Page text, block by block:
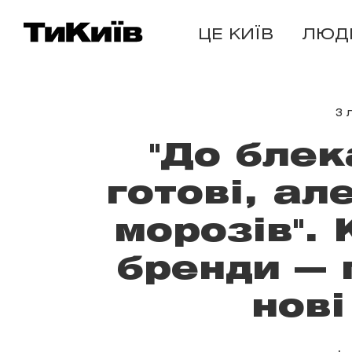
ЦЕ КИЇВ
3
"До
готові,
морозів".
бренди —